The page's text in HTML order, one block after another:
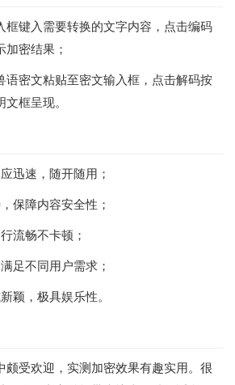
框键入需要转换的文字内容，点击编码
密结果；
语密文粘贴至密文输入框，点击解码按
框呈现。
迅速，随开随用；
保障内容安全性；
流畅不卡顿；
足不同用户需求；
颖，极具娱乐性。
颇受欢迎，实测加密效果有趣实用。很